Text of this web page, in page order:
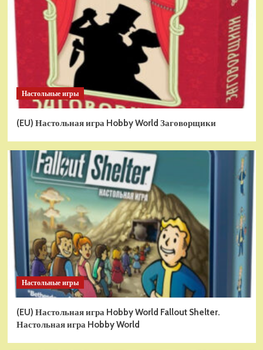
Настольные игры
(EU) Настольная игра Hobby World Заговорщики
Настольные игры
(EU) Настольная игра Hobby World Fallout Shelter.
Настольная игра Hobby World